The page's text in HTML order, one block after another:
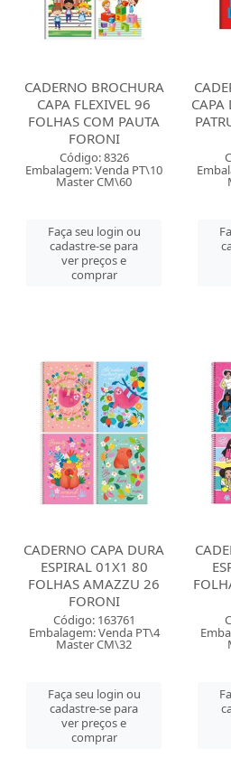
CADERNO BROCHURA
CAPA FLEXIVEL 96
FOLHAS COM PAUTA
FORONI
Código: 8326
Embalagem: Venda PT\10
Master CM\60
Faça seu login ou
cadastre-se para
ver preços e
comprar
CAPA
CADERNO CAPA DURA
ESPIRAL 01X1 80
FOLHAS AMAZZU 26
FORONI
Código: 163761
Embalagem: Venda PT\4
Master CM\32
Faça seu login ou
cadastre-se para
ver preços e
comprar